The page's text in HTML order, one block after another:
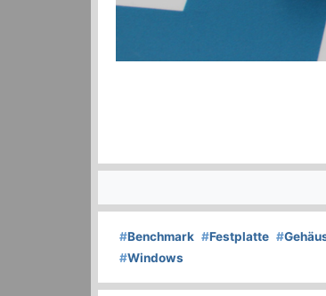
#Benchmark #Festplatte #
#Windows